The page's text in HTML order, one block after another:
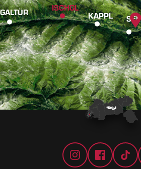
GALTÜR ISCHGL
KAPPL SEE